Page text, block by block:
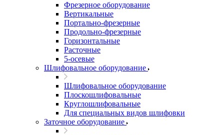
Фрезерное оборудование
Вертикальные
Портально-фрезерные
Продольно-фрезерные
Горизонтальные
Расточные
5-осевые
Шлифовальное оборудование
Шлифовальное оборудование
Плоскошлифовальные
Круглошлифовальные
Для специальных видов шлифовки
Заточное оборудование